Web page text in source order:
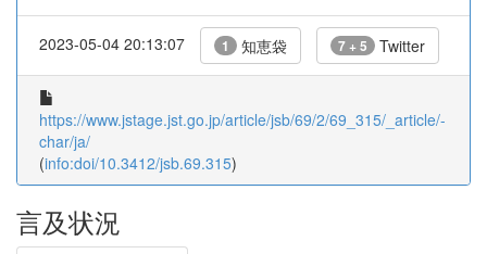
2023-05-04 20:13:07 1 知恵袋 7 + 5 Twitter
https://www.jstage.jst.go.jp/article/jsb/69/2/69_315/_article/-
char/ja/
(info:doi/10.3412/jsb.69.315)
言及状況